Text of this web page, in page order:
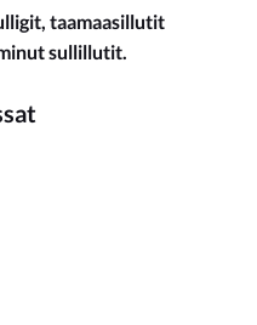
taamaasillutit
sullillutit.